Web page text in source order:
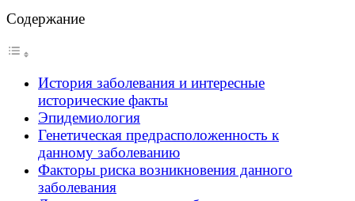
Содержание
История заболевания и интересные
исторические факты
Эпидемиология
Генетическая предрасположенность к
данному заболеванию
Факторы риска возникновения данного
заболевания